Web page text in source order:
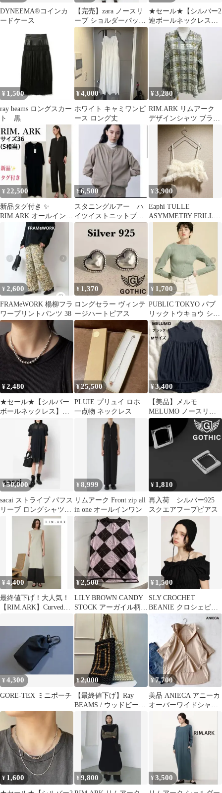
DYNEEMA®︎コインカ
ードケース
【完売】zara ノースリ
ーブ ショルダーパッド
M ブラック
★セール★【シルバー2
連ボールネックレス】
zara drawer nikoand
¥ 1,500
ray beams ロングスカー
ト 黒
¥4,000
ホワイト キャミワンピ
ース ロング丈
¥3,280
RIM.ARK リムアーク
デザインシャツ ブラウ
ス グリーン FREE
¥ 22,500
新品タグ付き ✨
RIM.ARK オールインワ
ン サイズ36 リムアー
¥6,500
スタニングルアー ハ
イツイストニットブル
ゾン グレージュ
¥3,900
Eaphi TULLE
ASYMMETRY FRILL
CAMISOLE
¥2,600
FRAMeWORK 楊柳フラ
ワープリントパンツ 38
¥ 1,370
ロングセラー ヴィンテ
ージハートピアス
¥ 1,700
PUBLIC TOKYO パブ
リックトウキョウ シア
ーリブメロウカットソ
ー
¥2,480
★セール★【シルバー
ボールネックレス】
zara drawer jeanasis
¥25,500
PLUIE プリュイ ロホ
一点物 ネックレス
¥3,400
【美品】メルモ
MELUMO ノースリー
ブ カットソー バルーン
ギャザー 黒
¥50,000
sacai ストライプ パフス
リーブ ロングシャツワ
ンピース ミニワンピー
¥8,999
リムアーク Front zip all
in one オールインワン
¥ 1,810
再入荷 シルバー925
スクエアフープピアス
¥4,400
最終値下げ！大人気！
【RIM.ARK】Curved
¥2,500
LILY BROWN CANDY
STOCK アーガイル柄ニ
ットベスト
¥ 1,500
SLY CROCHET
BEANIE クロシェビー
ニー ニット帽 yk2
¥4,300
GORE-TEX ミニポーチ
¥2,000
【最終値下げ】Ray
BEAMS / ウッドビーズ
¥7,700
美品 ANIECA アニーカ
オーバーワイドシャツ
シャツ ベージュ ロゴ入
¥ 1,600 ¥9,800 ¥3,500